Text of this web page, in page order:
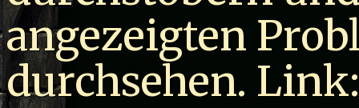
angezeigten
durchsehen.